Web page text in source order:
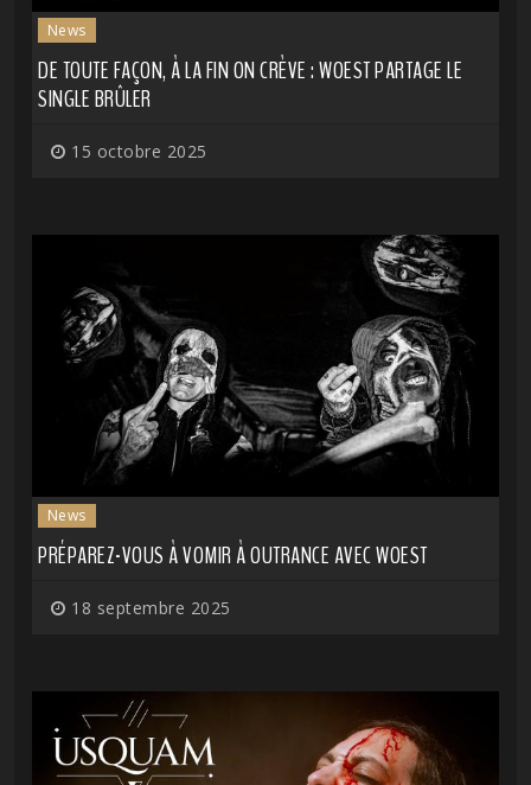
News
DE TOUTE FAÇON, À LA FIN ON CRÈVE : WOEST PARTAGE LE
SINGLE BRÛLER
15 octobre 2025
News
PRÉPAREZ-VOUS À VOMIR À OUTRANCE AVEC WOEST
18 septembre 2025